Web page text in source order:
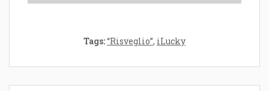
Tags:“Risveglio”, iLucky